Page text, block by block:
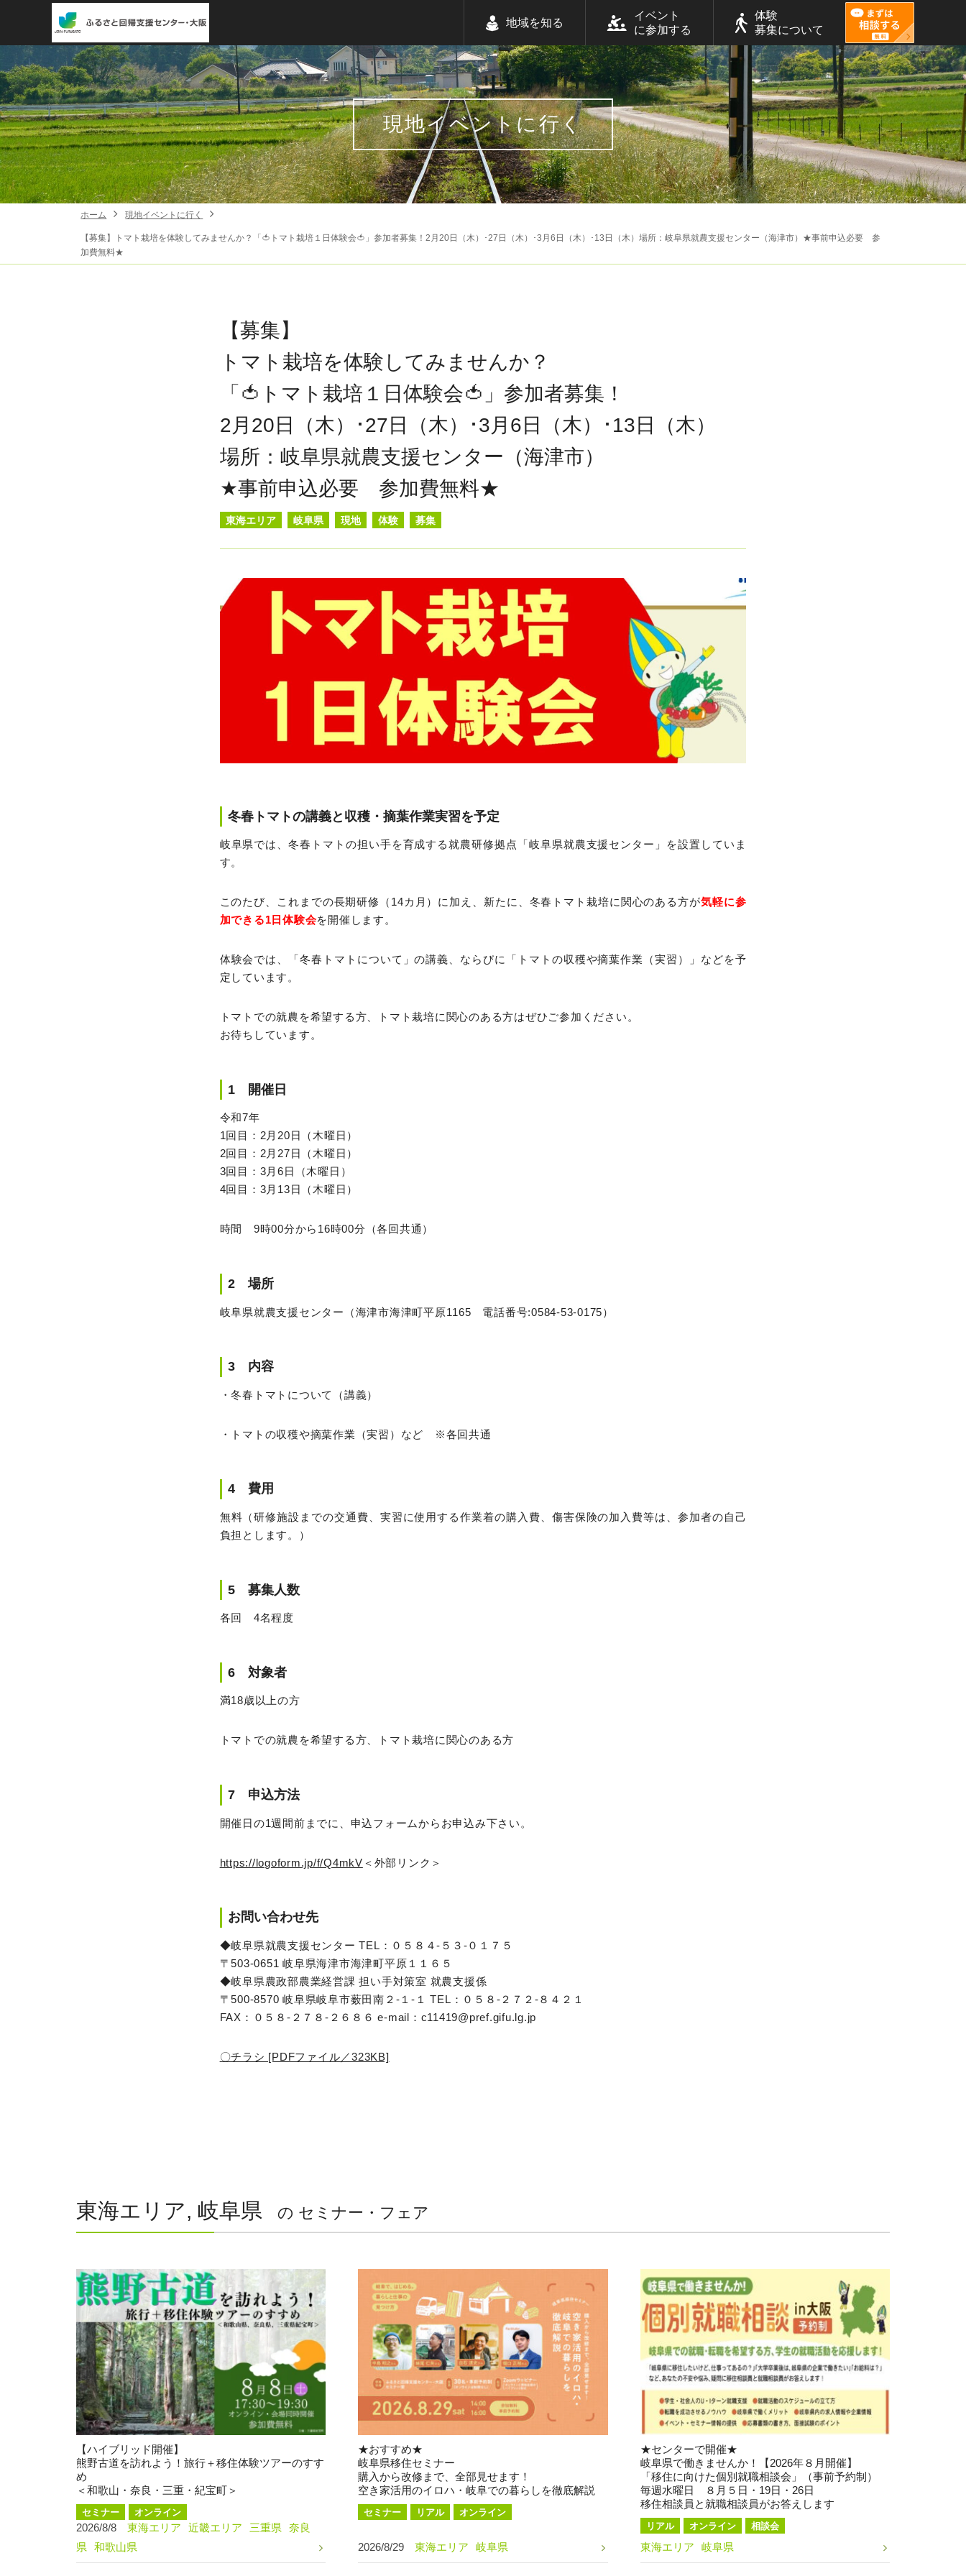
地域を知る
イベント
に参加する
体験
募集について
現地イベントに行く
ホーム 現地イベントに行く
【募集】トマト栽培を体験してみませんか？「🍅トマト栽培１日体験会🍅」参加者募集！2月20日（木）･27日（木）･3月6日（木）･13日（木）場所：岐阜県就農支援センター（海津市）★事前申込必要 参
加費無料★
【募集】
トマト栽培を体験してみませんか？
「🍅トマト栽培１日体験会🍅」参加者募集！
2月20日（木）･27日（木）･3月6日（木）･13日（木）
場所：岐阜県就農支援センター（海津市）
★事前申込必要 参加費無料★
東海エリア 岐阜県 現地 体験 募集
冬春トマトの講義と収穫・摘葉作業実習を予定
岐阜県では、冬春トマトの担い手を育成する就農研修拠点「岐阜県就農支援センター」を設置していま
す。
このたび、これまでの長期研修（14カ月）に加え、新たに、冬春トマト栽培に関心のある方が気軽に参
加できる1日体験会を開催します。
体験会では、「冬春トマトについて」の講義、ならびに「トマトの収穫や摘葉作業（実習）」などを予
定しています。
トマトでの就農を希望する方、トマト栽培に関心のある方はぜひご参加ください。
お待ちしています。
1 開催日
令和7年
1回目：2月20日（木曜日）
2回目：2月27日（木曜日）
3回目：3月6日（木曜日）
4回目：3月13日（木曜日）
時間 9時00分から16時00分（各回共通）
2 場所
岐阜県就農支援センター（海津市海津町平原1165 電話番号:0584-53-0175）
3 内容
・冬春トマトについて（講義）
・トマトの収穫や摘葉作業（実習）など ※各回共通
4 費用
無料（研修施設までの交通費、実習に使用する作業着の購入費、傷害保険の加入費等は、参加者の自己
負担とします。）
5 募集人数
各回 4名程度
6 対象者
満18歳以上の方
トマトでの就農を希望する方、トマト栽培に関心のある方
7 申込方法
開催日の1週間前までに、申込フォームからお申込み下さい。
https://logoform.jp/f/Q4mkV ＜外部リンク＞
お問い合わせ先
◆岐阜県就農支援センター TEL：０５８４‐５３‐０１７５
〒503-0651 岐阜県海津市海津町平原１１６５
◆岐阜県農政部農業経営課 担い手対策室 就農支援係
〒500-8570 岐阜県岐阜市薮田南２‐１‐１ TEL：０５８-２７２-８４２１
FAX：０５８-２７８-２６８６ e-mail：c11419@pref.gifu.lg.jp
〇チラシ [PDFファイル／323KB]
東海エリア, 岐阜県 の セミナー・フェア
【ハイブリッド開催】
熊野古道を訪れよう！旅行＋移住体験ツアーのすす
め
＜和歌山・奈良・三重・紀宝町＞
セミナー オンライン
2026/8/8 東海エリア 近畿エリア 三重県
奈良
県
和歌山県
★おすすめ★
岐阜県移住セミナー
購入から改修まで、全部見せます！
空き家活用のイロハ・岐阜での暮らしを徹底解説
セミナー リアル オンライン
2026/8/29 東海エリア 岐阜県
★センターで開催★
岐阜県で働きませんか！【2026年８月開催】
「移住に向けた個別就職相談会」（事前予約制）
毎週水曜日 ８月５日・19日・26日
移住相談員と就職相談員がお答えします
リアル オンライン 相談会
東海エリア 岐阜県